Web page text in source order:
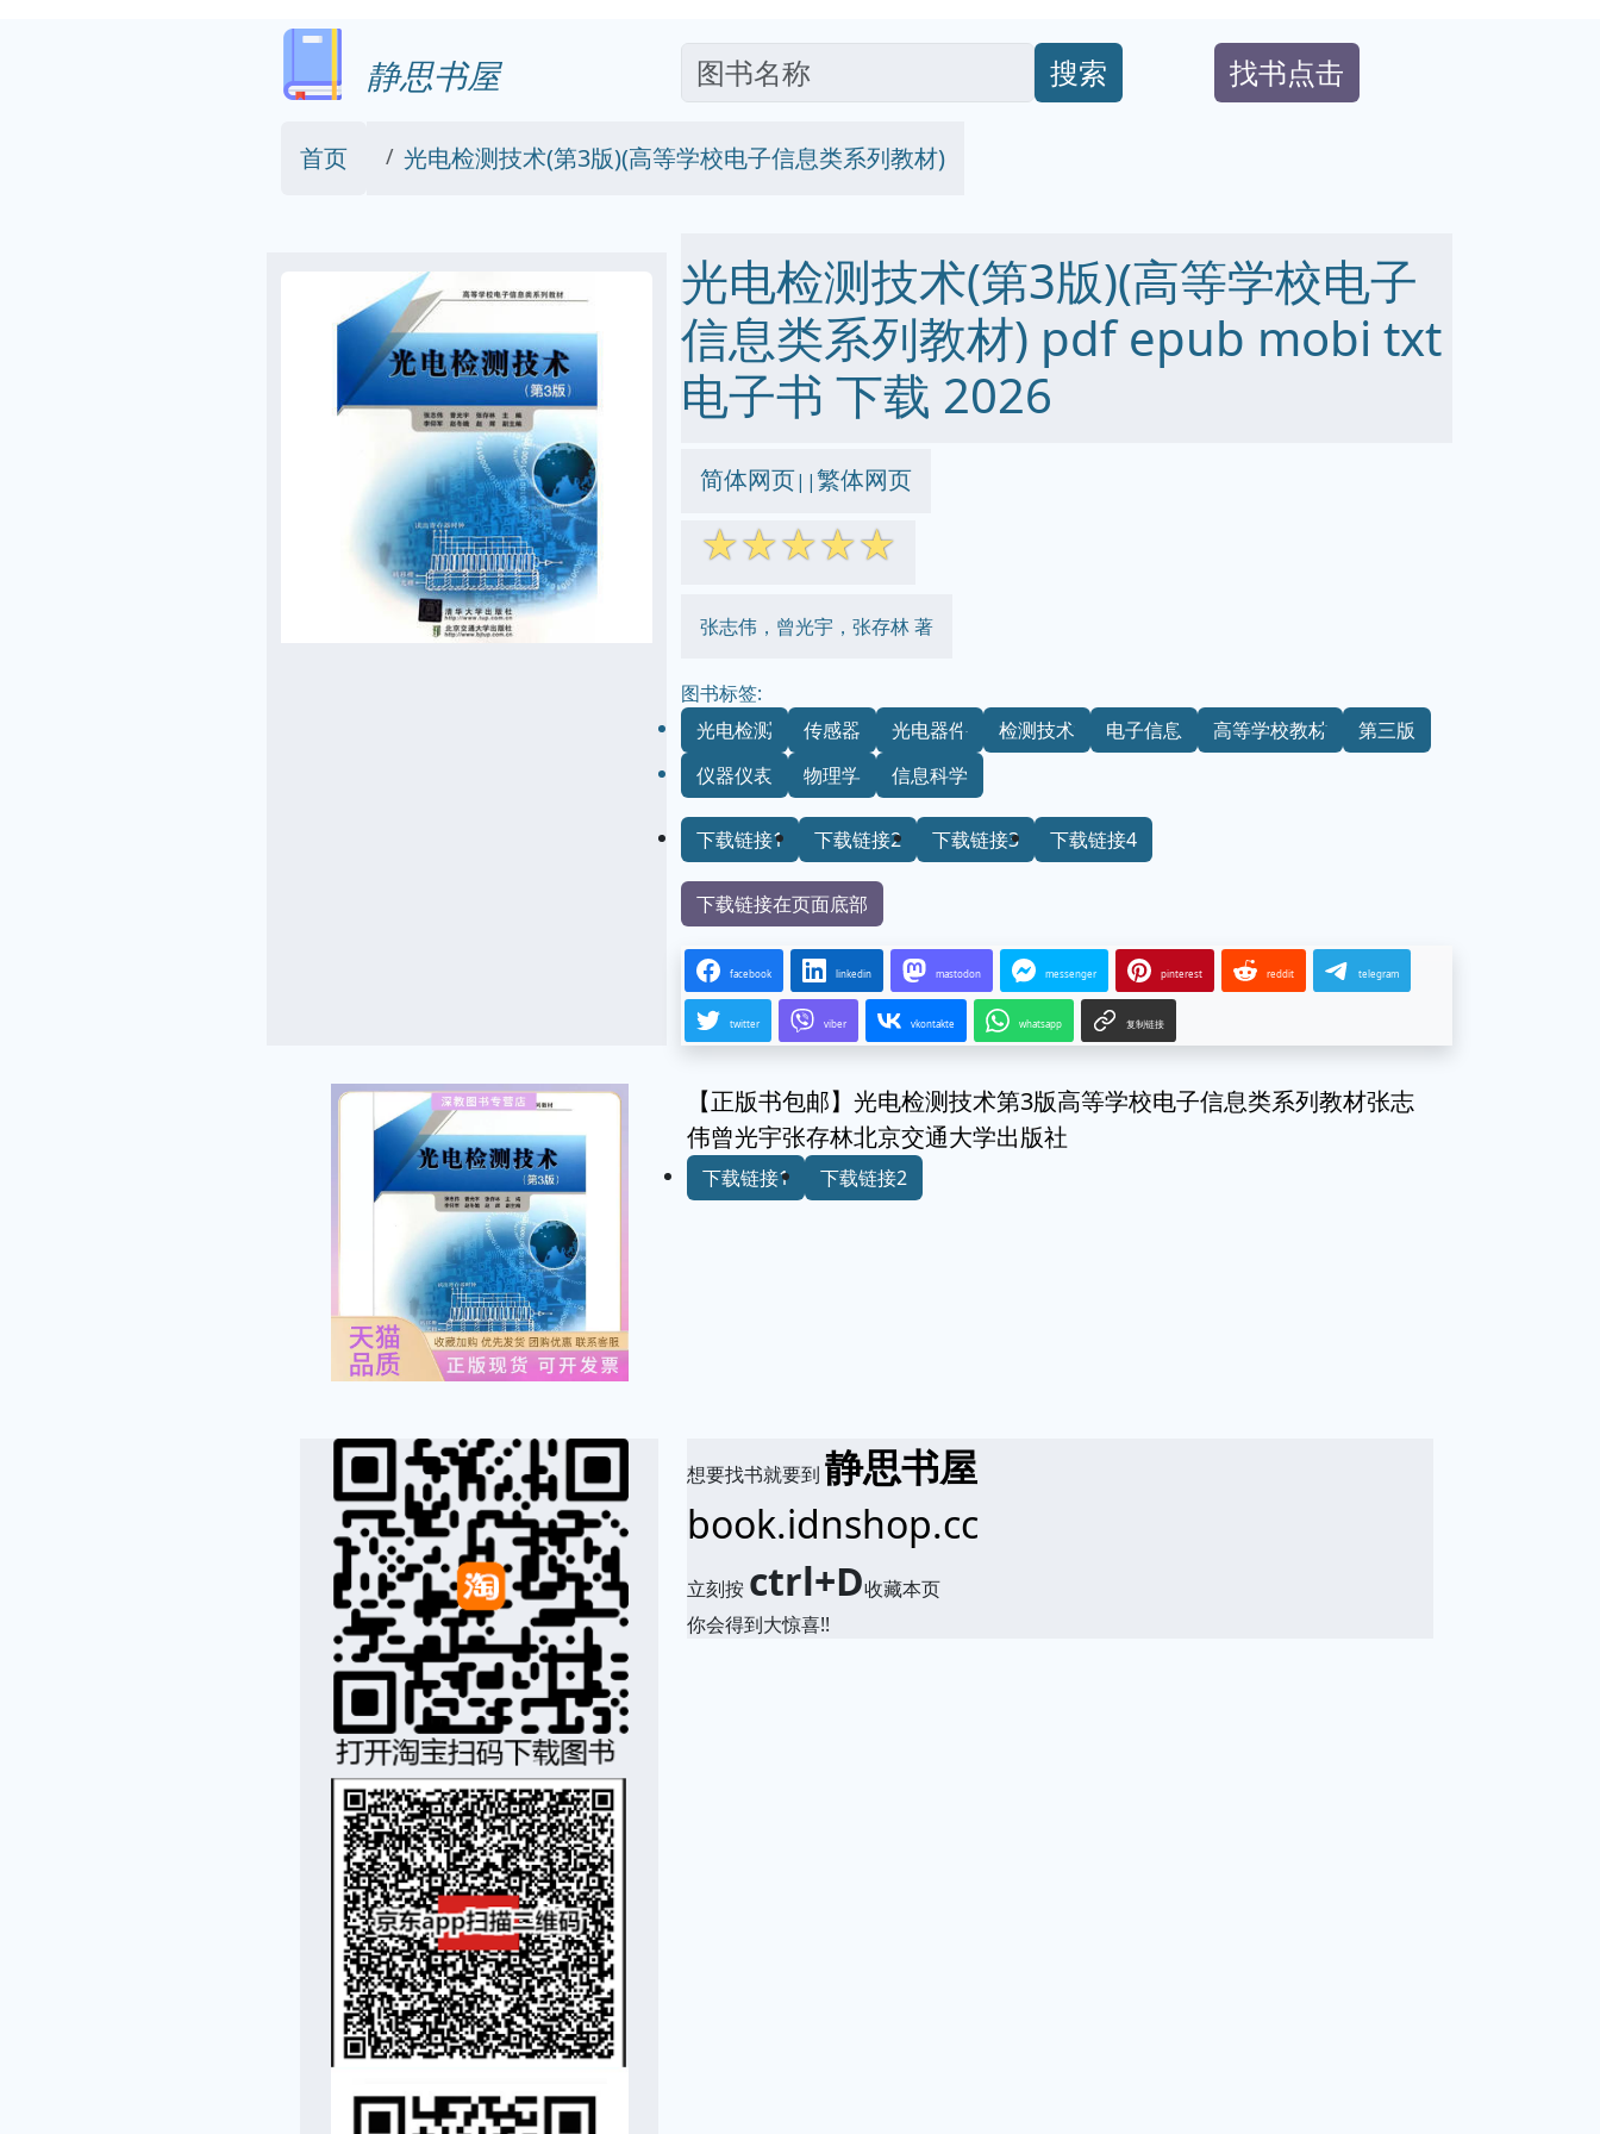
静思书屋 搜索 找书点击
首页 光电检测技术(第3版)(高等学校电子信息类系列教材)
光电检测技术(第3版)(高等学校电子
信息类系列教材) pdf epub mobi txt
电子书 下载 2026
简体网页||繁体网页
☆☆☆☆☆
张志伟，曾光宇，张存林 著
图书标签:
光电检测
传感器 光电器件 检测技术 电子信息 高等学校教材
第三版
仪器仪表
物理学 信息科学
下载链接1 下载链接2 下载链接3 下载链接4
下载链接在页面底部
facebook linkedin mastodon messenger pinterest reddit telegram
twitter viber vkontakte whatsapp 复制链接
【正版书包邮】光电检测技术第3版高等学校电子信息类系列教材张志
伟曾光宇张存林北京交通大学出版社
下载链接1 下载链接2
想要找书就要到静思书屋
book.idnshop.cc
立刻按 ctrl+D收藏本页
你会得到大惊喜!!